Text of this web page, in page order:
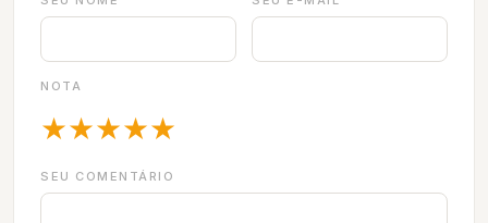
NOTA
★★★★★
SEU COMENTÁRIO